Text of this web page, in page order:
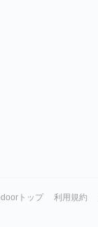
トップ 利用規約